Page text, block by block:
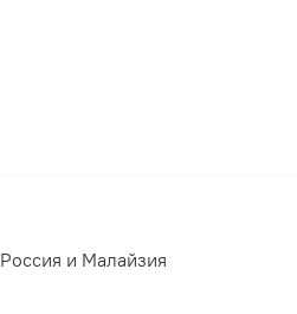
Россия и Малайзия